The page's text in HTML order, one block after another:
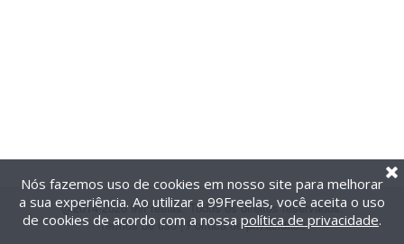
@2014-2026 99Freelas. Todos os direitos reservados.
Termos de uso| Política de privacidade
Nós fazemos uso de cookies em nosso site para melhorar
a sua experiência. Ao utilizar a 99Freelas, você aceita o uso
de cookies de acordo com a nossa política de privacidade.